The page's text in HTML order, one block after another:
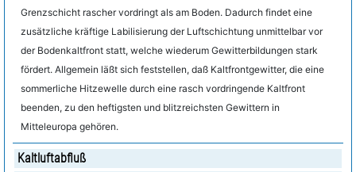
Grenzschicht rascher vordringt als am Boden. Dadurch findet eine
zusätzliche kräftige Labilisierung der Luftschichtung unmittelbar vor
der Bodenkaltfront statt, welche wiederum Gewitterbildungen stark
fördert. Allgemein läßt sich feststellen, daß Kaltfrontgewitter, die eine
sommerliche Hitzewelle durch eine rasch vordringende Kaltfront
beenden, zu den heftigsten und blitzreichsten Gewittern in
Mitteleuropa gehören.
Kaltluftabfluß